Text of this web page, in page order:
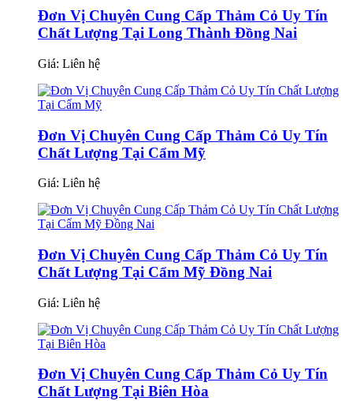
Đơn Vị Chuyên Cung Cấp Thảm Cỏ Uy Tín
Chất Lượng Tại Long Thành Đồng Nai
Giá: Liên hệ
Đơn Vị Chuyên Cung Cấp Thảm Cỏ Uy Tín
Chất Lượng Tại Cẩm Mỹ
Giá: Liên hệ
Đơn Vị Chuyên Cung Cấp Thảm Cỏ Uy Tín
Chất Lượng Tại Cẩm Mỹ Đồng Nai
Giá: Liên hệ
Đơn Vị Chuyên Cung Cấp Thảm Cỏ Uy Tín
Chất Lượng Tại Biên Hòa